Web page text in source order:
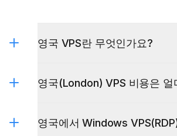
영국 VPS란 무엇인가요?
영국(London) VPS 비용은 얼
영국에서 Windows